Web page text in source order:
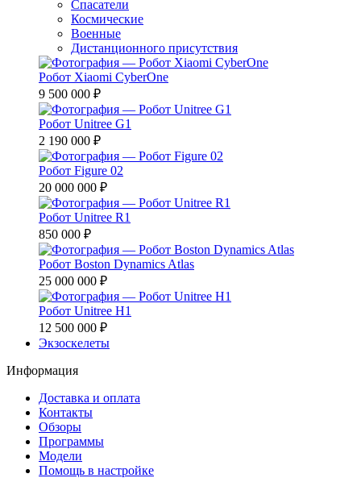
Спасатели
Космические
Военные
Дистанционного присутствия
Робот Xiaomi CyberOne
9 500 000 ₽
Робот Unitree G1
2 190 000 ₽
Робот Figure 02
20 000 000 ₽
Робот Unitree R1
850 000 ₽
Робот Boston Dynamics Atlas
25 000 000 ₽
Робот Unitree H1
12 500 000 ₽
Экзоскелеты
Информация
Доставка и оплата
Контакты
Обзоры
Программы
Модели
Помощь в настройке